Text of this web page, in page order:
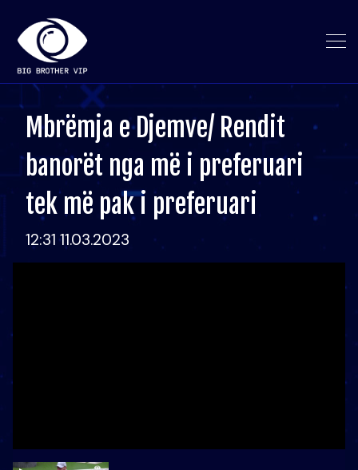
Mbrëmja e Djemve/ Rendit
banorët nga më i preferuari
tek më pak i preferuari
12:31 11.03.2023